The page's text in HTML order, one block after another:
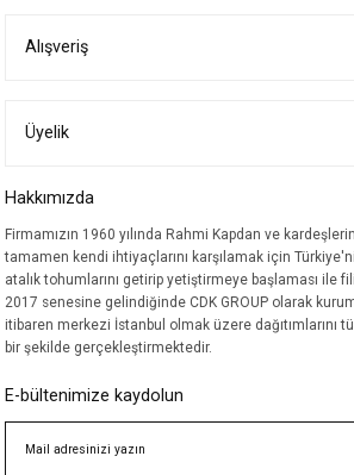
Ürün bilgilerinde hatalar bulunuyor.
Bu ürüne benzer farklı alternatifler olmalı.
Alışveriş
Üyelik
Hakkımızda
Firmamızın 1960 yılında Rahmi Kapdan ve
tamamen kendi ihtiyaçlarını karşılamak için
atalık tohumlarını getirip yetiştirmeye başlaması ile
2017 senesine gelindiğinde CDK GROUP olarak
itibaren merkezi İstanbul olmak üzere dağıtımlarını
bir şekilde gerçekleştirmektedir.
E-bültenimize kaydolun